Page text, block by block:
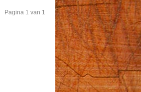
Pagina 1 van 1